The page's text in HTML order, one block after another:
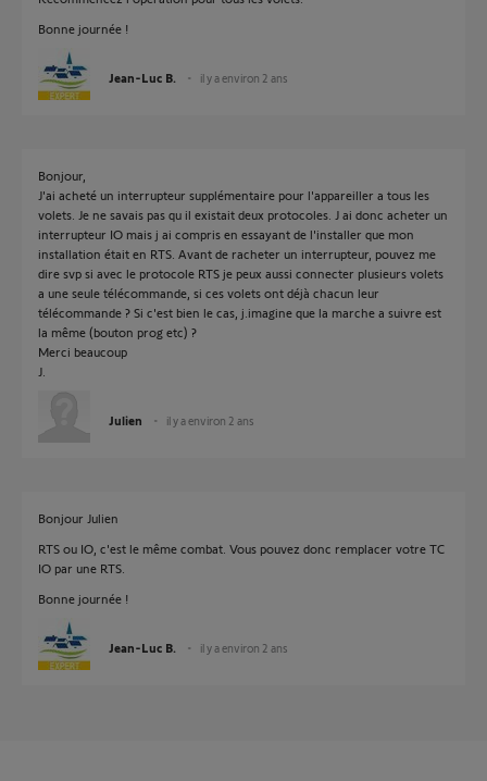
Bonne journée !
Jean-Luc B. il y a environ 2 ans
Bonjour,
J'ai acheté un interrupteur supplémentaire pour l'appareiller a tous les
volets. Je ne savais pas qu il existait deux protocoles. J ai donc acheter un
interrupteur IO mais j ai compris en essayant de l'installer que mon
installation était en RTS. Avant de racheter un interrupteur, pouvez me
dire svp si avec le protocole RTS je peux aussi connecter plusieurs volets
a une seule télécommande, si ces volets ont déjà chacun leur
télécommande ? Si c'est bien le cas, j.imagine que la marche a suivre est
la même (bouton prog etc) ?
Merci beaucoup
J.
Julien il y a environ 2 ans
Bonjour Julien
RTS ou IO, c'est le même combat. Vous pouvez donc remplacer votre TC
IO par une RTS.
Bonne journée !
Jean-Luc B. il y a environ 2 ans